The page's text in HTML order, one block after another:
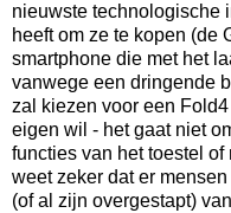
nieuwste technologische
heeft om ze te kopen (de
smartphone die met het
vanwege een dringende
zal kiezen voor een
eigen wil - het gaat niet
functies van het toestel
weet zeker dat er
(of al zijn overgestapt)